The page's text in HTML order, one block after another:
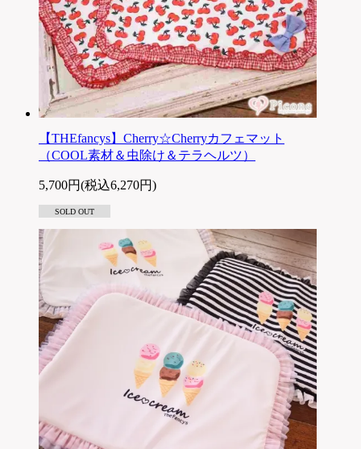
【THEfancys】Cherry☆Cherryカフェマット
（COOL素材＆虫除け＆テラヘルツ）
5,700円(税込6,270円)
SOLD OUT